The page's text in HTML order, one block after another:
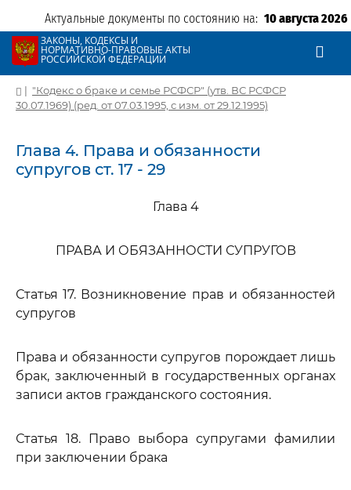
Актуальные документы по состоянию на: 10 августа 2026
ЗАКОНЫ, КОДЕКСЫ И
НОРМАТИВНО-ПРАВОВЫЕ АКТЫ
РОССИЙСКОЙ ФЕДЕРАЦИИ
| "Кодекс о браке и семье РСФСР" (утв. ВС РСФСР
30.07.1969) (ред. от 07.03.1995, с изм. от 29.12.1995)
Глава 4. Права и обязанности
супругов ст. 17 - 29
Глава 4
ПРАВА И ОБЯЗАННОСТИ СУПРУГОВ
Статья 17. Возникновение прав и обязанностей
супругов
Права и обязанности супругов порождает лишь
брак, заключенный в государственных органах
записи актов гражданского состояния.
Статья 18. Право выбора супругами фамилии
при заключении брака